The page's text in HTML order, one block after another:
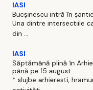
IASI
Bucșinescu intră în
Una dintre intersectiile
din ...
IASI
Săptămână plină în
până pe 15 august
* slujbe arhieresti,